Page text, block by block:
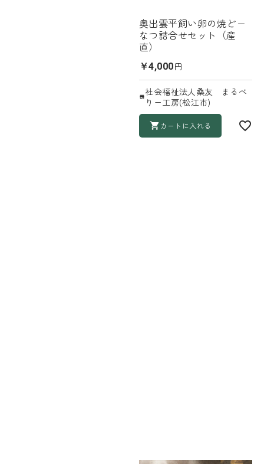
奥出雲平飼い卵の焼どー
なつ詰合せセット（産
直）
￥4,000円
社会福祉法人桑友 まるべ
りー工房(松江市)
カートに入れる